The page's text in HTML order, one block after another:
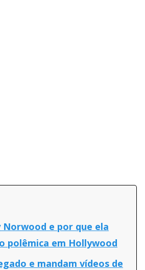
Norwood e por que ela
polêmica em Hollywood
e mandam vídeos de